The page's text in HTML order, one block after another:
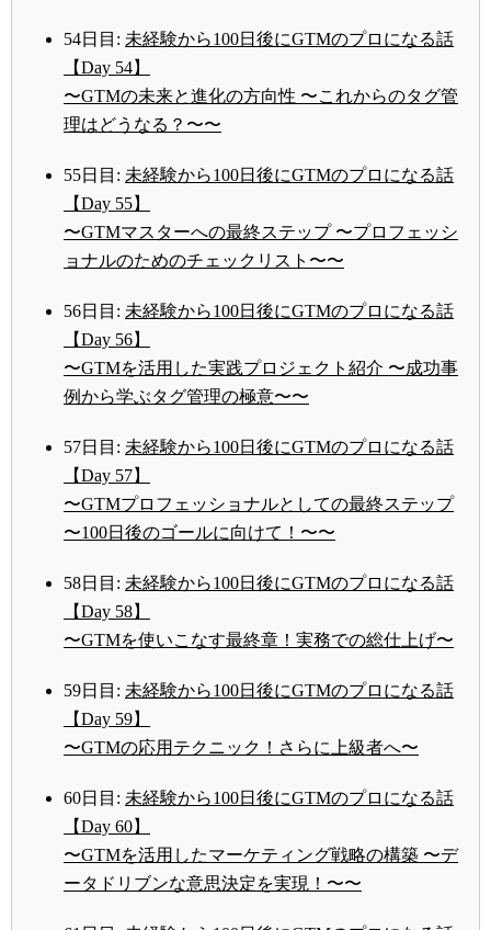
54日目: 未経験から100日後にGTMのプロになる話
【Day 54】
〜GTMの未来と進化の方向性 〜これからのタグ管
理はどうなる？〜〜
55日目: 未経験から100日後にGTMのプロになる話
【Day 55】
〜GTMマスターへの最終ステップ 〜プロフェッシ
ョナルのためのチェックリスト〜〜
56日目: 未経験から100日後にGTMのプロになる話
【Day 56】
〜GTMを活用した実践プロジェクト紹介 〜成功事
例から学ぶタグ管理の極意〜〜
57日目: 未経験から100日後にGTMのプロになる話
【Day 57】
〜GTMプロフェッショナルとしての最終ステップ
〜100日後のゴールに向けて！〜〜
58日目: 未経験から100日後にGTMのプロになる話
【Day 58】
〜GTMを使いこなす最終章！実務での総仕上げ〜
59日目: 未経験から100日後にGTMのプロになる話
【Day 59】
〜GTMの応用テクニック！さらに上級者へ〜
60日目: 未経験から100日後にGTMのプロになる話
【Day 60】
〜GTMを活用したマーケティング戦略の構築 〜デ
ータドリブンな意思決定を実現！〜〜